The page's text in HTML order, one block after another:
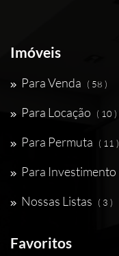
Imóveis
Para Venda ( 58 )
Para Locação ( 10 )
Para Permuta ( 11 )
Para Investimento
Nossas Listas ( 3 )
Favoritos